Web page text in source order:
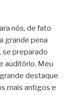
nós, de fato
grande pena
se preparado
auditório. Meu
destaque
mais antigos e